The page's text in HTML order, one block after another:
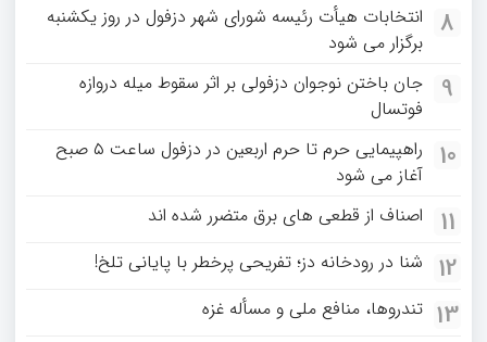
8
انتخابات هیأت رئیسه شورای شهر دزفول در روز یکشنبه
برگزار می شود
9
جان باختن نوجوان دزفولی بر اثر سقوط میله دروازه
فوتسال
10
راهپیمایی حرم تا حرم اربعین در دزفول ساعت ۵ صبح
آغاز می شود
11 اصناف از قطعی های برق متضرر شده اند
12 شنا در رودخانه دز؛ تفریحی پرخطر با پایانی تلخ!
13 تندروها، منافع ملی و مسأله غزه